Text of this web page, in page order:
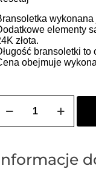
elementy
złota.
bransoletki
obejmuje
Bransoletka